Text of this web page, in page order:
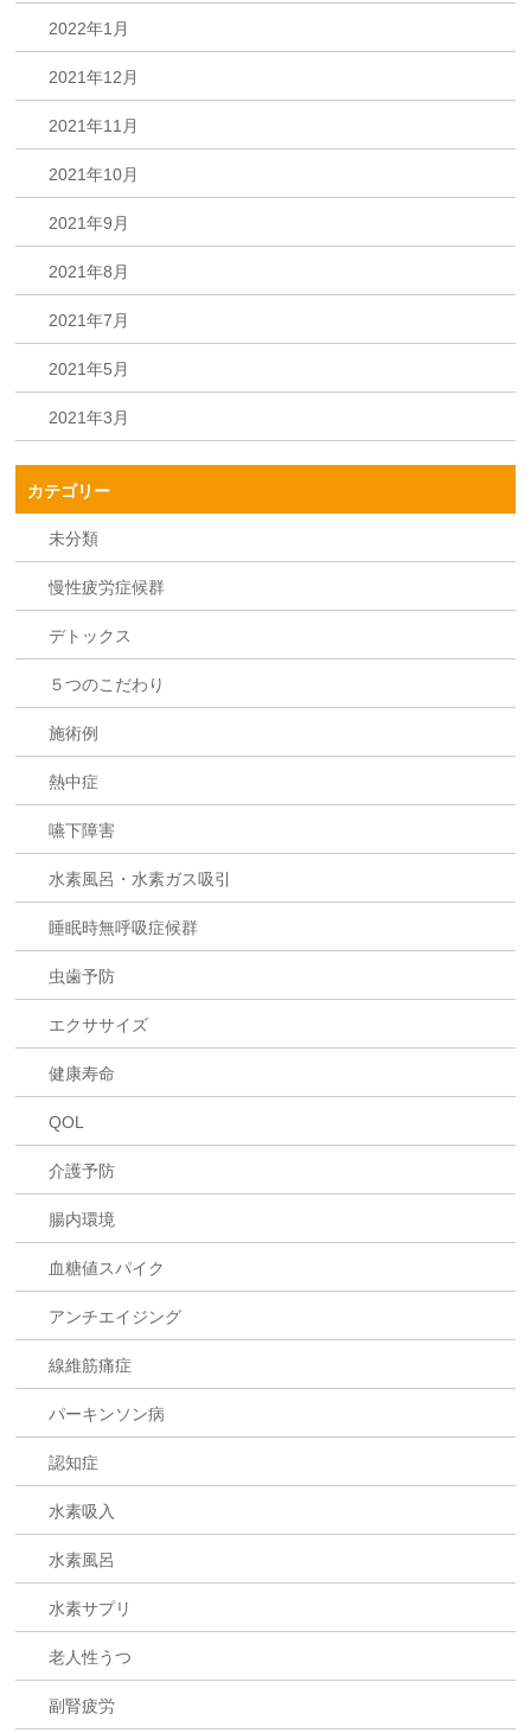
2022年1月
2021年12月
2021年11月
2021年10月
2021年9月
2021年8月
2021年7月
2021年5月
2021年3月
カテゴリー
未分類
慢性疲労症候群
デトックス
５つのこだわり
施術例
熱中症
嚥下障害
水素風呂・水素ガス吸引
睡眠時無呼吸症候群
虫歯予防
エクササイズ
健康寿命
QOL
介護予防
腸内環境
血糖値スパイク
アンチエイジング
線維筋痛症
パーキンソン病
認知症
水素吸入
水素風呂
水素サプリ
老人性うつ
副腎疲労